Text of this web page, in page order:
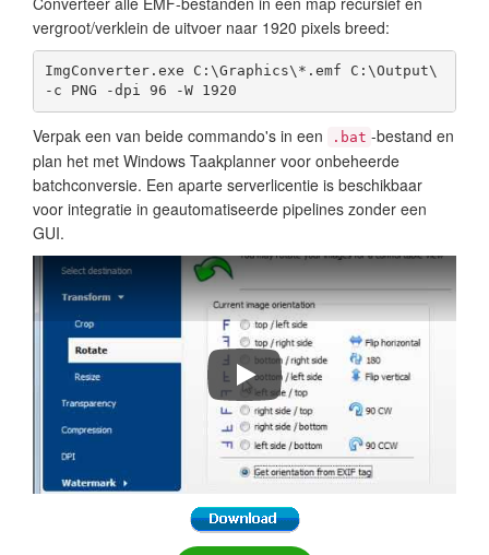
vergroot/verklein de uitvoer naar 1920 pixels breed:
ImgConverter.exe C:\Graphics\*.emf C:\Output\
-c PNG -dpi 96 -W 1920
Verpak een van beide commando's in een .bat -bestand en
plan het met Windows Taakplanner voor onbeheerde
batchconversie. Een aparte serverlicentie is beschikbaar
voor integratie in geautomatiseerde pipelines zonder een
GUI.
How to convert images with Total